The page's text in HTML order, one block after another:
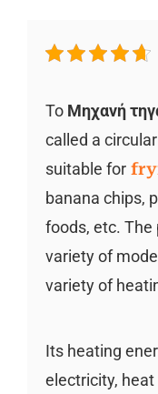
Το Μηχανή
called a
suitable for
banana chips,
foods, etc. The
variety of
variety of
Its heating
electricity,